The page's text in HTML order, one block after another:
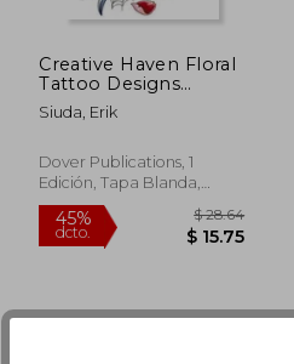
dcto.
Creative Haven Floral
Tattoo Designs
Coloring Book (Adult
Coloring) (en Inglés)
Siuda, Erik
Dover Publications, 1
Edición, Tapa Blanda,
Nuevo